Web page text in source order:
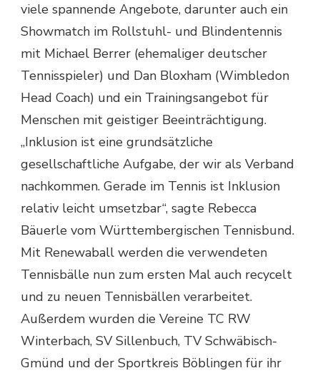
viele spannende Angebote, darunter auch ein
Showmatch im Rollstuhl- und Blindentennis
mit Michael Berrer (ehemaliger deutscher
Tennisspieler) und Dan Bloxham (Wimbledon
Head Coach) und ein Trainingsangebot für
Menschen mit geistiger Beeinträchtigung.
„Inklusion ist eine grundsätzliche
gesellschaftliche Aufgabe, der wir als Verband
nachkommen. Gerade im Tennis ist Inklusion
relativ leicht umsetzbar“, sagte Rebecca
Bäuerle vom Württembergischen Tennisbund.
Mit Renewaball werden die verwendeten
Tennisbälle nun zum ersten Mal auch recycelt
und zu neuen Tennisbällen verarbeitet.
Außerdem wurden die Vereine TC RW
Winterbach, SV Sillenbuch, TV Schwäbisch-
Gmünd und der Sportkreis Böblingen für ihr